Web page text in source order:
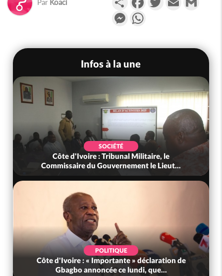
Messenger
Infos à la une
SOCIÉTÉ
Côte d'Ivoire : Tribunal Militaire, le
Commissaire du Gouvernement le Lieut...
POLITIQUE
Côte d'Ivoire : « Importante » déclaration de
Gbagbo annoncée ce lundi, que...